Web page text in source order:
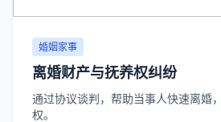
婚姻家事
离婚财产与抚养权纠纷
通过协议谈判，帮助当事人快速离婚
权。